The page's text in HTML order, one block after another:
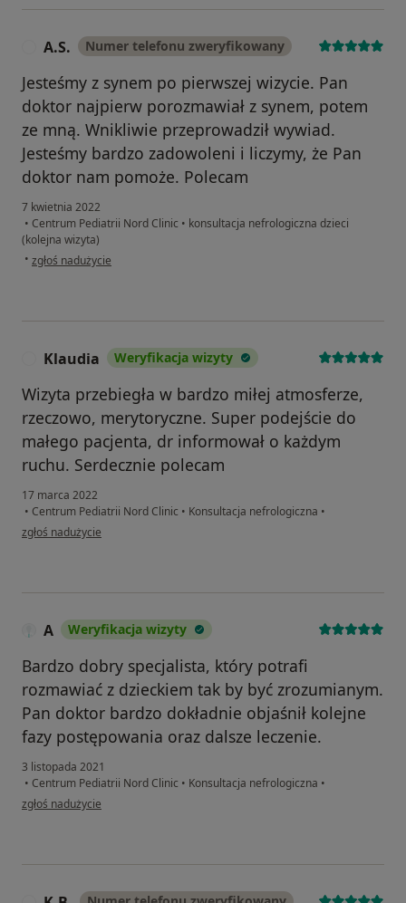
A.S. Numer telefonu zweryfikowany
Jesteśmy z synem po pierwszej wizycie. Pan
doktor najpierw porozmawiał z synem, potem
ze mną. Wnikliwie przeprowadził wywiad.
Jesteśmy bardzo zadowoleni i liczymy, że Pan
doktor nam pomoże. Polecam
7 kwietnia 2022
• Centrum Pediatrii Nord Clinic • konsultacja nefrologiczna dzieci
(kolejna wizyta)
• w opinii użytkownika A.S.
zgłoś nadużycie
Klaudia Weryfikacja wizyty
Wizyta przebiegła w bardzo miłej atmosferze,
rzeczowo, merytoryczne. Super podejście do
małego pacjenta, dr informował o każdym
ruchu. Serdecznie polecam
17 marca 2022
• Centrum Pediatrii Nord Clinic • Konsultacja nefrologiczna •
w opinii użytkownika Klaudia
zgłoś nadużycie
A Weryfikacja wizyty
Bardzo dobry specjalista, który potrafi
rozmawiać z dzieckiem tak by być zrozumianym.
Pan doktor bardzo dokładnie objaśnił kolejne
fazy postępowania oraz dalsze leczenie.
3 listopada 2021
• Centrum Pediatrii Nord Clinic • Konsultacja nefrologiczna •
w opinii użytkownika A
zgłoś nadużycie